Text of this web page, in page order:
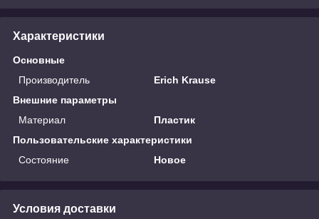
Характеристики
Основные
Производитель
Erich Krause
Внешние параметры
Материал
Пластик
Пользовательские характеристики
Состояние
Новое
Условия доставки